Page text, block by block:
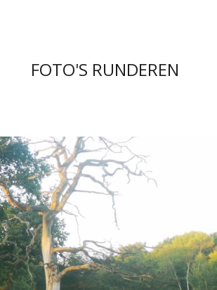
FOTO'S RUNDEREN